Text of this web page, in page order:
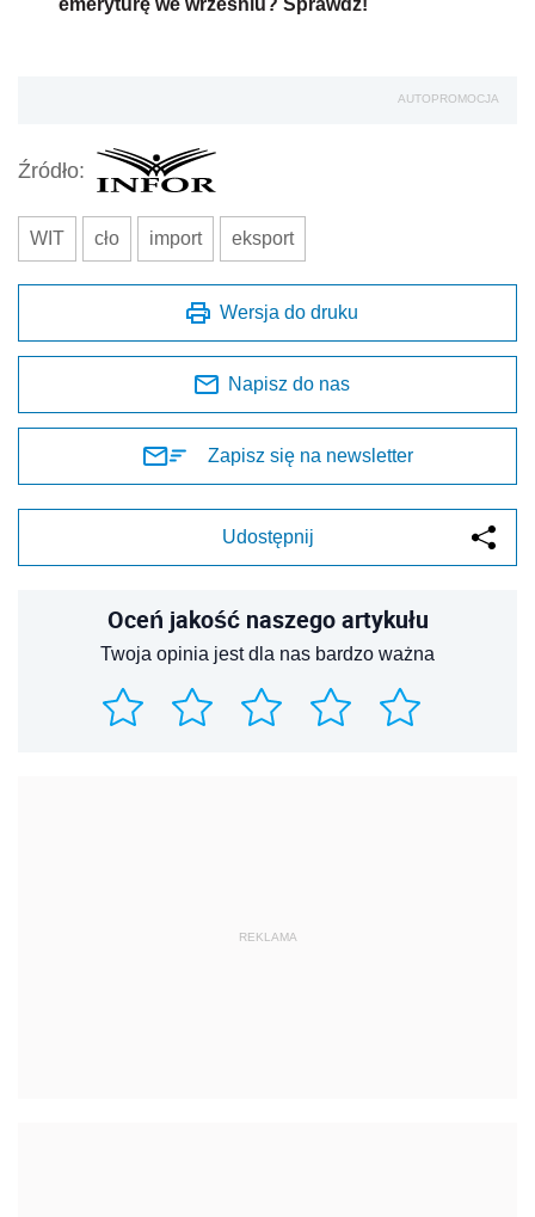
emeryturę we wrześniu? Sprawdź!
AUTOPROMOCJA
Źródło:
WIT cło import eksport
Wersja do druku
Napisz do nas
Zapisz się na newsletter
Udostępnij
Oceń jakość naszego artykułu
Twoja opinia jest dla nas bardzo ważna
REKLAMA